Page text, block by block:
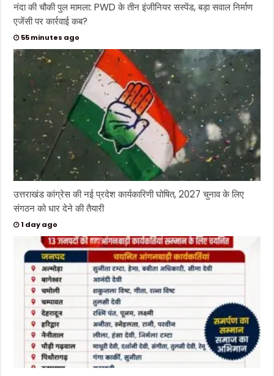
नंदा की चौकी पुल मामला: PWD के तीन इंजीनियर सस्पेंड, बड़ा सवाल निर्माण
एजेंसी पर कार्रवाई कब?
55 minutes ago
उत्तराखंड कांग्रेस की नई प्रदेश कार्यकारिणी घोषित, 2027 चुनाव के लिए
संगठन को धार देने की तैयारी
1 day ago